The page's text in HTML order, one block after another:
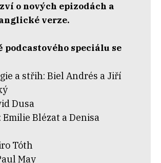
o nových epizodách a
verze.
podcastového speciálu se
a střih: Biel Andrés a Jiří
Dusa
Emilie Blézat a Denisa
Tóth
May